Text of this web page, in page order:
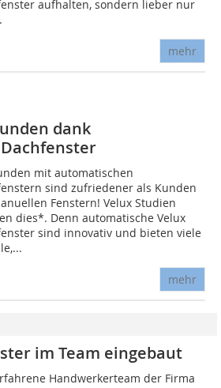
aufhalten, sondern lieber nur
mehr
dank
mit automatischen
sind zufriedener als Kunden
Fenstern! Velux Studien
dies*. Denn automatische Velux
sind innovativ und bieten viele
mehr
im Team eingebaut
Handwerkerteam der Firma